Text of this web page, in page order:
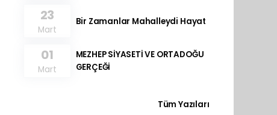
23
Mart
Bir Zamanlar Mahalleydi Hayat
01
Mart
MEZHEP SİYASETİ VE ORTADOĞU
GERÇEĞİ
Tüm Yazıları